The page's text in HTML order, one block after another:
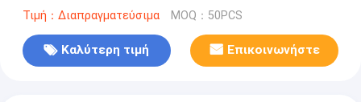
32 GB 64 GB Κάρτα Sd Class 10 A1 A2 16G για
Τιμή：Διαπραγματεύσιμα MOQ：50PCS
Καλύτερη τιμή Επικοινωνήστε